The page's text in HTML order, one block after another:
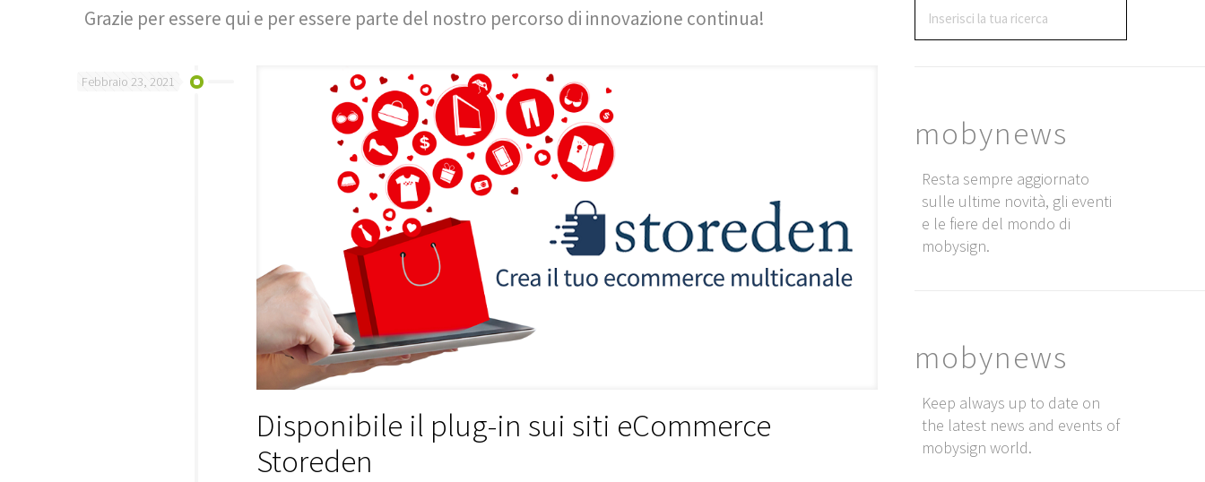
Grazie per essere qui e per essere parte del nostro percorso di innovazione continua!
Febbraio 23, 2021
Disponibile il plug-in sui siti eCommerce
Storeden
mobynews
Resta sempre aggiornato
sulle ultime novità, gli eventi
e le fiere del mondo di
mobysign.
mobynews
Keep always up to date on
the latest news and events of
mobysign world.